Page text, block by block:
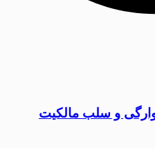
و سلب مالكيت